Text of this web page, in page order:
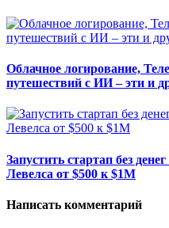
Облачное логирование,
путешествий с ИИ – эти и
Запустить стартап без
Левелса от $500 к $1M
Написать комментарий